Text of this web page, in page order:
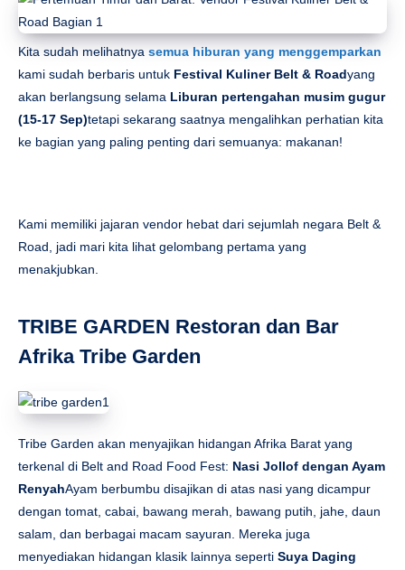
Kita sudah melihatnya semua hiburan yang menggemparkan
kami sudah berbaris untuk Festival Kuliner Belt & Roadyang
akan berlangsung selama Liburan pertengahan musim gugur
(15-17 Sep)tetapi sekarang saatnya mengalihkan perhatian kita
ke bagian yang paling penting dari semuanya: makanan!
Kami memiliki jajaran vendor hebat dari sejumlah negara Belt &
Road, jadi mari kita lihat gelombang pertama yang
menakjubkan.
TRIBE GARDEN Restoran dan Bar
Afrika Tribe Garden
Tribe Garden akan menyajikan hidangan Afrika Barat yang
terkenal di Belt and Road Food Fest: Nasi Jollof dengan Ayam
RenyahAyam berbumbu disajikan di atas nasi yang dicampur
dengan tomat, cabai, bawang merah, bawang putih, jahe, daun
salam, dan berbagai macam sayuran. Mereka juga
menyediakan hidangan klasik lainnya seperti Suya Daging